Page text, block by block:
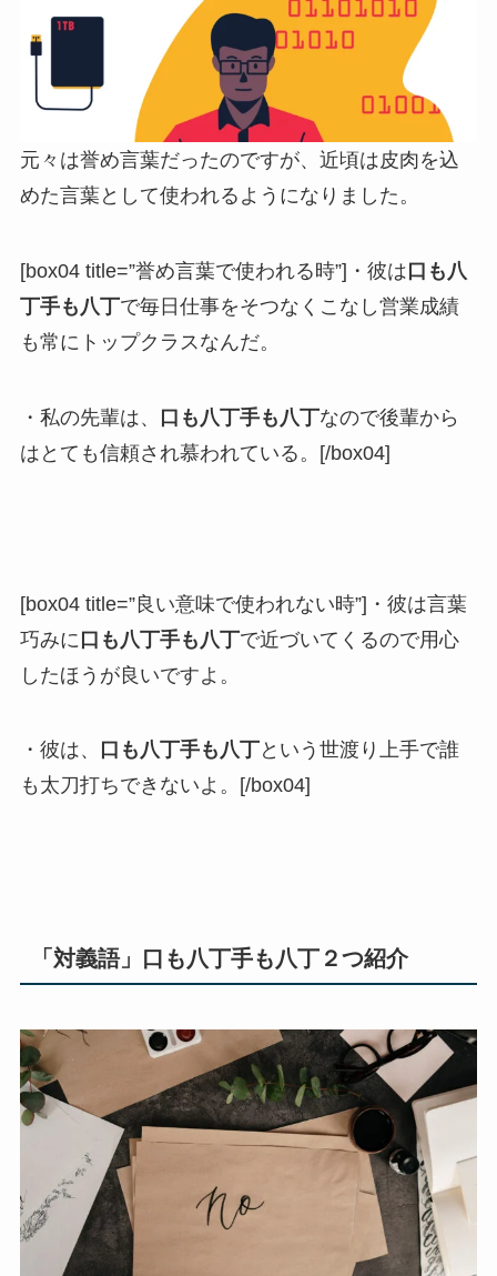
元々は誉め言葉だったのですが、近頃は皮肉を込
めた言葉として使われるようになりました。
[box04 title=”誉め言葉で使われる時”]・彼は 口も八
丁手も八丁で毎日仕事をそつなくこなし営業成績
も常にトップクラスなんだ。
・私の先輩は、 口も八丁手も八丁なので後輩から
はとても信頼され慕われている。[/box04]
[box04 title=”良い意味で使われない時”]・彼は言葉
巧みに 口も八丁手も八丁で近づいてくるので用心
したほうが良いですよ。
・彼は、 口も八丁手も八丁という世渡り上手で誰
も太刀打ちできないよ。[/box04]
「対義語」口も八丁手も八丁２つ紹介